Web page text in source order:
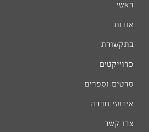
ראשי
אודות
בתקשורת
פרוייקטים
סרטים וספרים
אירועי חברה
צרו קשר